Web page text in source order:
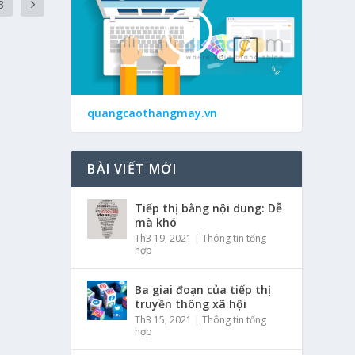
quangcaothangmay.vn
BÀI VIẾT MỚI
Tiếp thị bằng nội dung: Dễ
mà khó
Th3 19, 2021 |Thông tin tổng
hợp
Ba giai đoạn của tiếp thị
truyền thông xã hội
Th3 15, 2021 |Thông tin tổng
hợp